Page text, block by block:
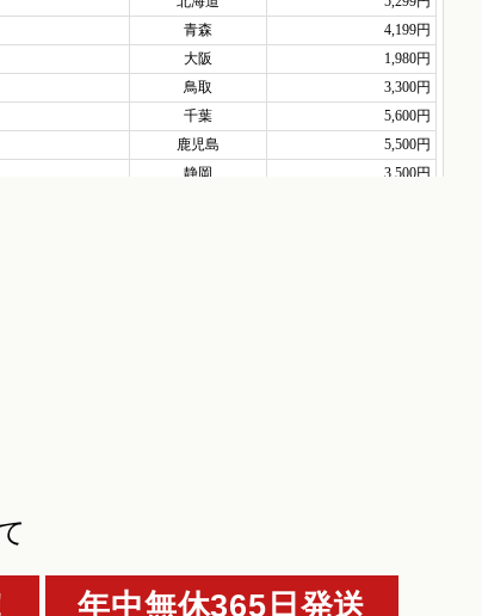
年中無休365日発送